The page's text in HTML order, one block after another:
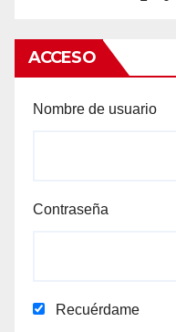
ACCESO
Nombre de usuario
Contraseña
Recuérdame